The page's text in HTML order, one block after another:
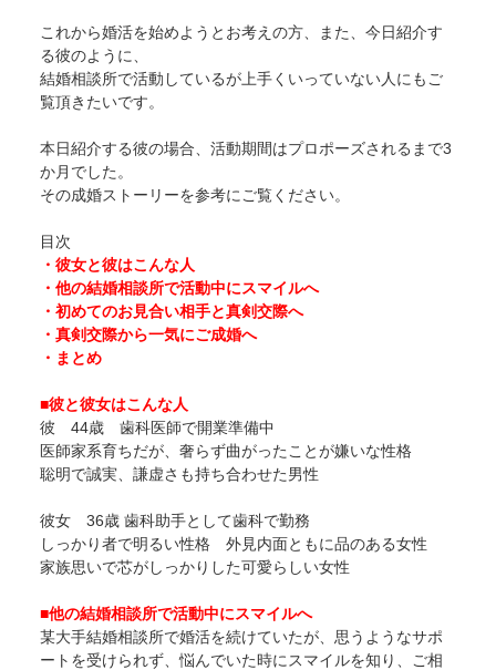
これから婚活を始めようとお考えの方、また、今日紹介す
る彼のように、
結婚相談所で活動しているが上手くいっていない人にもご
覧頂きたいです。
本日紹介する彼の場合、活動期間はプロポーズされるまで3
か月でした。
その成婚ストーリーを参考にご覧ください。
目次
・彼女と彼はこんな人
・他の結婚相談所で活動中にスマイルへ
・初めてのお見合い相手と真剣交際へ
・真剣交際から一気にご成婚へ
・まとめ
■彼と彼女はこんな人
彼 44歳 歯科医師で開業準備中
医師家系育ちだが、奢らず曲がったことが嫌いな性格
聡明で誠実、謙虚さも持ち合わせた男性
彼女 36歳 歯科助手として歯科で勤務
しっかり者で明るい性格 外見内面ともに品のある女性
家族思いで芯がしっかりした可愛らしい女性
■他の結婚相談所で活動中にスマイルへ
某大手結婚相談所で婚活を続けていたが、思うようなサポ
ートを受けられず、悩んでいた時にスマイルを知り、ご相